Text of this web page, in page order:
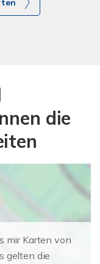
die
mir Karten von
gelten die